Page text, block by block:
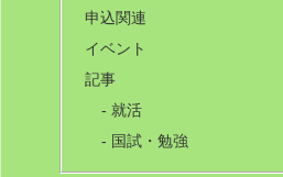
申込関連
イベント
記事
- 就活
- 国試・勉強